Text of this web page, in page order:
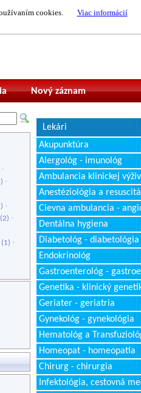
cookies. Viac informácií
Nový záznam
-
-
-
(2) -
(1) -
Lekári
Akupunktúra
Alergológ - imunológ
Ambulancia klinickej
Anestéziológia a
Cievna ambulancia -
Dentálna hygiena
Diabetológ - diabetológia
Endokrinológ
Gastroenterológ -
Genetika - klinický
Geriater - geriatria
Gynekológ - gynekológia
Hematológ a
Homeopat - homeopatia
Chirurg - chirurgia
Infektológia, cestovná